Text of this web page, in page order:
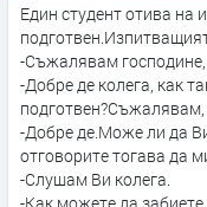
Един студент отива на
-Съжалявам
-Добре де колега, как
-Добре де.Може ли да
отговорите тогава да
-Слушам Ви колега.